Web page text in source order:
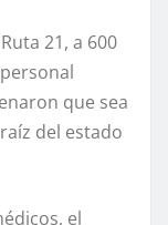
21, a 600
que sea
del estado
el